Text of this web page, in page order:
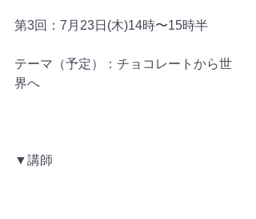
第3回：7月23日(木)14時〜15時半
テーマ（予定）：チョコレートから世
界へ
▼講師